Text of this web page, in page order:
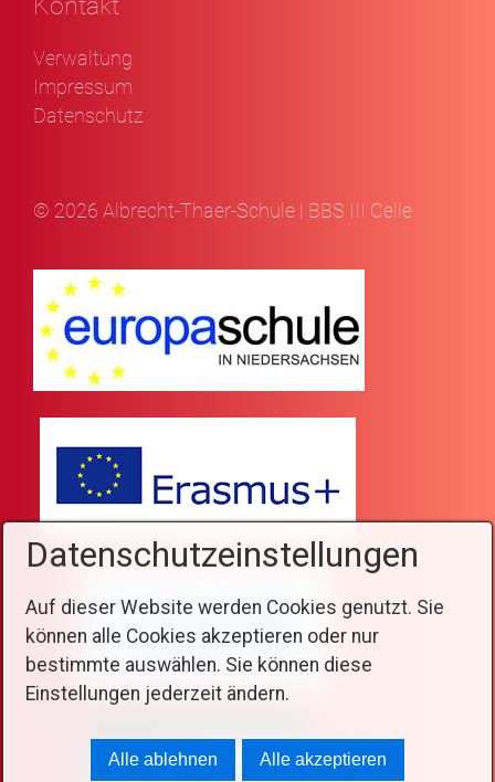
Kontakt
Verwaltung
Impressum
Datenschutz
© 2026 Albrecht-Thaer-Schule | BBS III Celle
Datenschutzeinstellungen
Auf dieser Website werden Cookies genutzt. Sie
können alle Cookies akzeptieren oder nur
bestimmte auswählen. Sie können diese
Einstellungen jederzeit ändern.
Alle ablehnen Alle akzeptieren